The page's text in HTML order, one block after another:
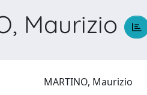
Maurizio
MARTINO, Maurizio